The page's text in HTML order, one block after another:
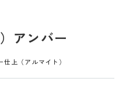
アンバー
上（アルマイト）